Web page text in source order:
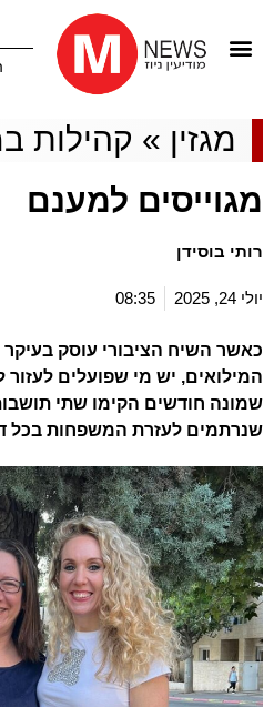
מגזין » קהילות
מגוייסים למענם
רותי בוסידן
יולי 24, 2025 08:35
כאשר השיח הציבורי עוסק
המילואים, יש מי שפועלים
שמונה חודשים הקימו שתי
שנרתמים לעזרת המשפחות בכל